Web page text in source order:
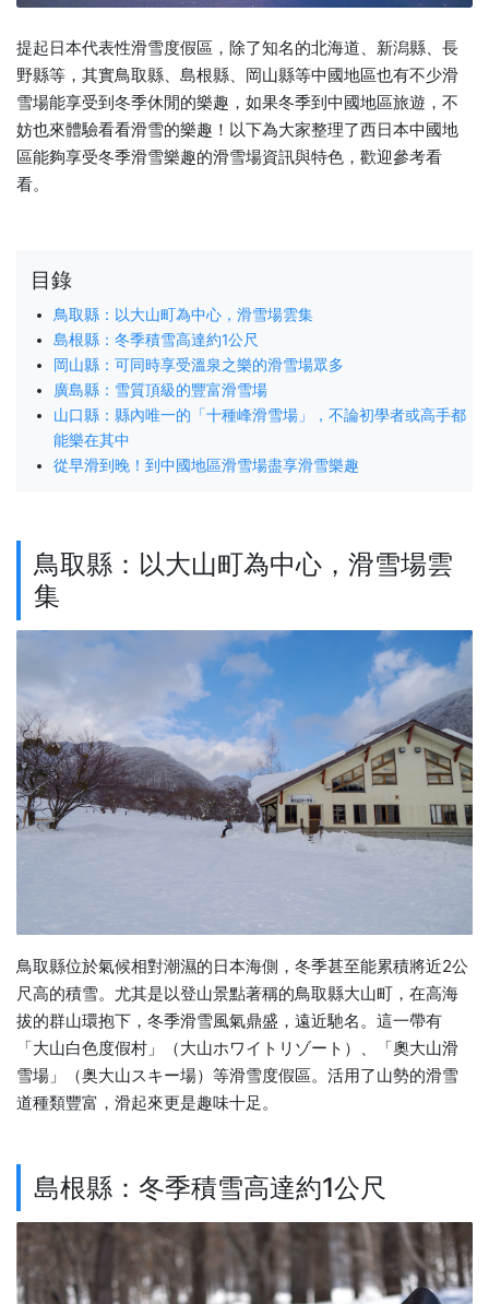
提起日本代表性滑雪度假區，除了知名的北海道、新潟縣、長
野縣等，其實鳥取縣、島根縣、岡山縣等中國地區也有不少滑
雪場能享受到冬季休閒的樂趣，如果冬季到中國地區旅遊，不
妨也來體驗看看滑雪的樂趣！以下為大家整理了西日本中國地
區能夠享受冬季滑雪樂趣的滑雪場資訊與特色，歡迎參考看
看。
目錄
鳥取縣：以大山町為中心，滑雪場雲集
島根縣：冬季積雪高達約1公尺
岡山縣：可同時享受溫泉之樂的滑雪場眾多
廣島縣：雪質頂級的豐富滑雪場
山口縣：縣內唯一的「十種峰滑雪場」，不論初學者或高手都
能樂在其中
從早滑到晚！到中國地區滑雪場盡享滑雪樂趣
鳥取縣：以大山町為中心，滑雪場雲
集
鳥取縣位於氣候相對潮濕的日本海側，冬季甚至能累積將近2公
尺高的積雪。尤其是以登山景點著稱的鳥取縣大山町，在高海
拔的群山環抱下，冬季滑雪風氣鼎盛，遠近馳名。這一帶有
「大山白色度假村」（大山ホワイトリゾート）、「奧大山滑
雪場」（奥大山スキー場）等滑雪度假區。活用了山勢的滑雪
道種類豐富，滑起來更是趣味十足。
島根縣：冬季積雪高達約1公尺